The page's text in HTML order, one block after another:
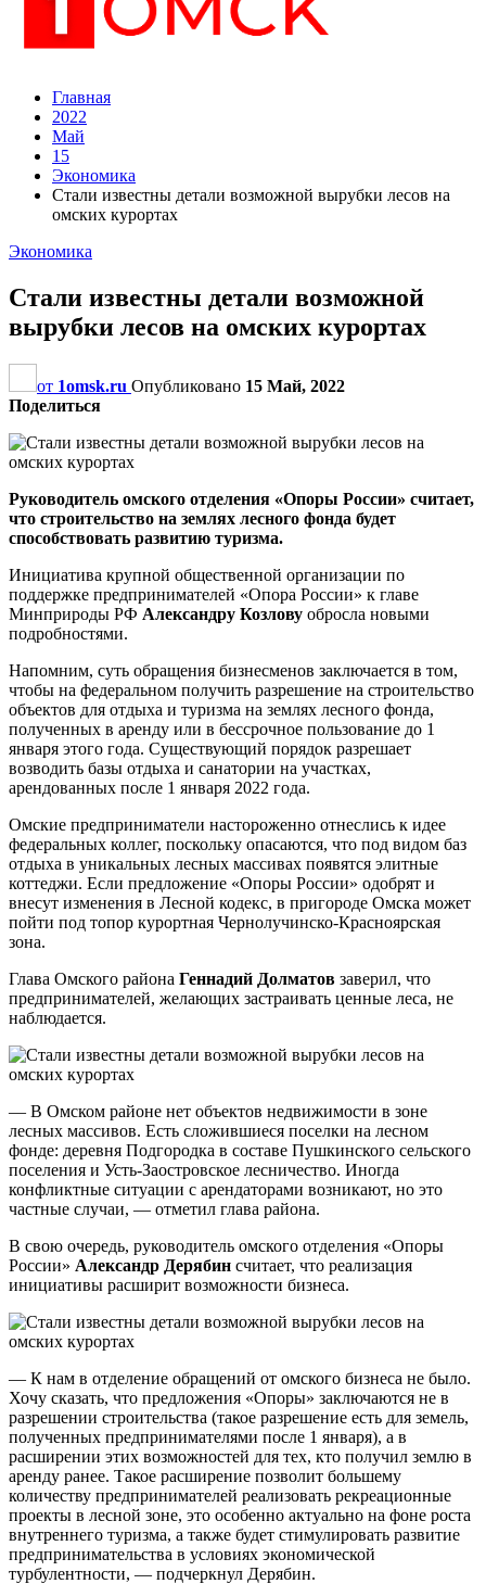
Главная
2022
Май
15
Экономика
Стали известны детали возможной вырубки лесов на
омских курортах
Экономика
Стали известны детали возможной
вырубки лесов на омских курортах
от 1omsk.ru Опубликовано 15 Май, 2022
Поделиться
Руководитель омского отделения «Опоры России» считает,
что строительство на землях лесного фонда будет
способствовать развитию туризма.
Инициатива крупной общественной организации по
поддержке предпринимателей «Опора России» к главе
Минприроды РФ Александру Козлову обросла новыми
подробностями.
Напомним, суть обращения бизнесменов заключается в том,
чтобы на федеральном получить разрешение на строительство
объектов для отдыха и туризма на землях лесного фонда,
полученных в аренду или в бессрочное пользование до 1
января этого года. Существующий порядок разрешает
возводить базы отдыха и санатории на участках,
арендованных после 1 января 2022 года.
Омские предприниматели настороженно отнеслись к идее
федеральных коллег, поскольку опасаются, что под видом баз
отдыха в уникальных лесных массивах появятся элитные
коттеджи. Если предложение «Опоры России» одобрят и
внесут изменения в Лесной кодекс, в пригороде Омска может
пойти под топор курортная Чернолучинско-Красноярская
зона.
Глава Омского района Геннадий Долматов заверил, что
предпринимателей, желающих застраивать ценные леса, не
наблюдается.
— В Омском районе нет объектов недвижимости в зоне
лесных массивов. Есть сложившиеся поселки на лесном
фонде: деревня Подгородка в составе Пушкинского сельского
поселения и Усть-Заостровское лесничество. Иногда
конфликтные ситуации с арендаторами возникают, но это
частные случаи, — отметил глава района.
В свою очередь, руководитель омского отделения «Опоры
России» Александр Дерябин считает, что реализация
инициативы расширит возможности бизнеса.
— К нам в отделение обращений от омского бизнеса не было.
Хочу сказать, что предложения «Опоры» заключаются не в
разрешении строительства (такое разрешение есть для земель,
полученных предпринимателями после 1 января), а в
расширении этих возможностей для тех, кто получил землю в
аренду ранее. Такое расширение позволит большему
количеству предпринимателей реализовать рекреационные
проекты в лесной зоне, это особенно актуально на фоне роста
внутреннего туризма, а также будет стимулировать развитие
предпринимательства в условиях экономической
турбулентности, — подчеркнул Дерябин.